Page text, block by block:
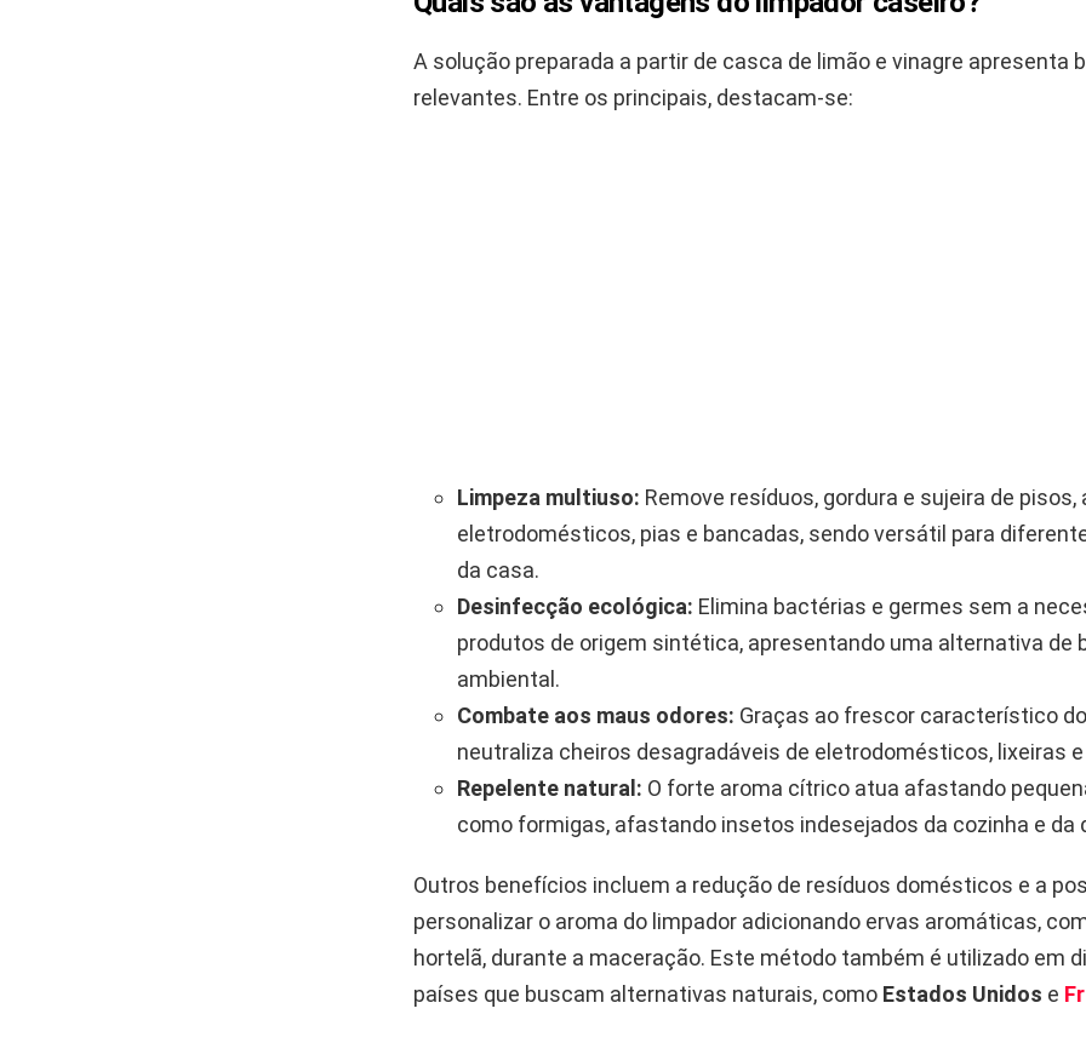
A solução preparada a partir de casca de limão e vinagre apresenta
relevantes. Entre os principais, destacam-se:
Limpeza multiuso: Remove resíduos, gordura e sujeira de pisos,
eletrodomésticos, pias e bancadas, sendo versátil para
da casa.
Desinfecção ecológica: Elimina bactérias e germes sem a
produtos de origem sintética, apresentando uma alternativa de
ambiental.
Combate aos maus odores: Graças ao frescor característico
neutraliza cheiros desagradáveis de eletrodomésticos, lixeiras
Repelente natural: O forte aroma cítrico atua afastando
como formigas, afastando insetos indesejados da cozinha e da
Outros benefícios incluem a redução de resíduos domésticos e a
personalizar o aroma do limpador adicionando ervas aromáticas,
hortelã, durante a maceração. Este método também é utilizado em
países que buscam alternativas naturais, como Estados Unidos e